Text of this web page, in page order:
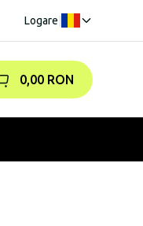
Logare
0,00 RON